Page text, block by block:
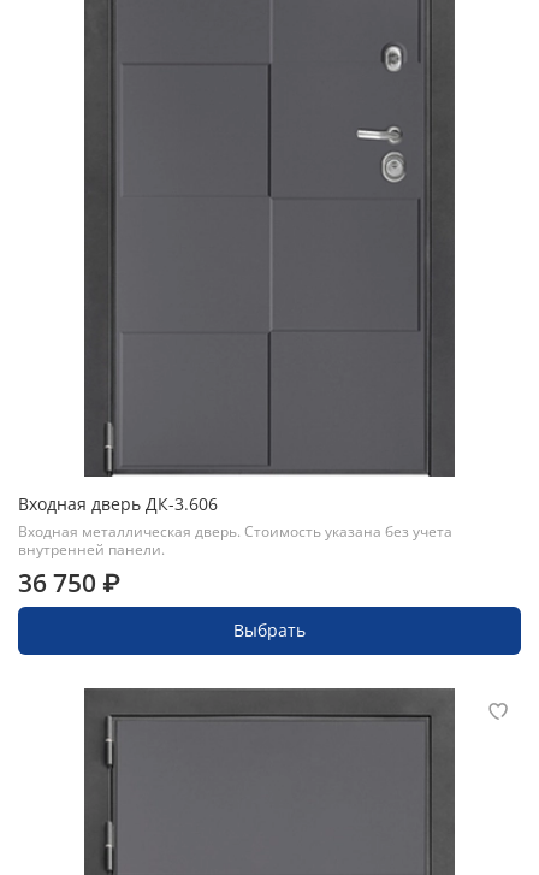
Входная дверь ДК-3.606
Входная металлическая дверь. Стоимость указана без учета
внутренней панели.
36 750 ₽
Выбрать